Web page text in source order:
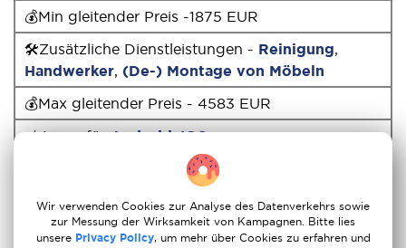
💰Min gleitender Preis -1875 EUR
🛠Zusätzliche Dienstleistungen - Reinigung,
Handwerker, (De-) Montage von Möbeln
💰Max gleitender Preis - 4583 EUR
📲App - fürAndroid,IOS
Österreich
💳Zahlungssysteme - Debit- und Kreditkarten,
Online Banking Sofort, Ideal, Bargeld
Wir verwenden Cookies zur Analyse des Datenverkehrs sowie
zur Messung der Wirksamkeit von Kampagnen. Bitte lies
unsere Privacy Policy, um mehr über Cookies zu erfahren und